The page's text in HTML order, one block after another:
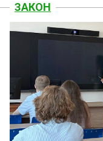
ЗАКОН